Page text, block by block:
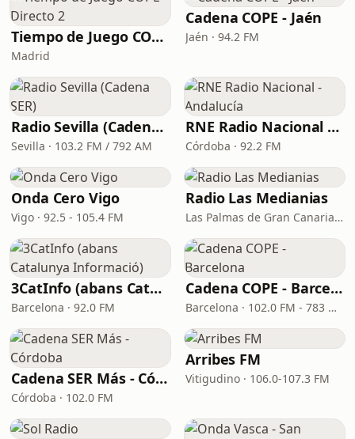
Tiempo de Juego COPE Directo 2
Madrid
Cadena COPE - Jaén
Jaén · 94.2 FM
Radio Sevilla (Cadena SER)
Sevilla · 103.2 FM / 792 AM
RNE Radio Nacional - Andalucía
Córdoba · 92.2 FM
Onda Cero Vigo
Vigo · 92.5 - 105.4 FM
Radio Las Medianias
Las Palmas de Gran Canaria · 92.2 FM, 100.2 FM, 98.7 FM
3CatInfo (abans Catalunya Informació)
Barcelona · 92.0 FM
Cadena COPE - Barcelona
Barcelona · 102.0 FM - 783 OM - DAB 9D
Cadena SER Más - Córdoba
Córdoba · 102.0 FM
Arribes FM
Vitigudino · 106.0-107.3 FM